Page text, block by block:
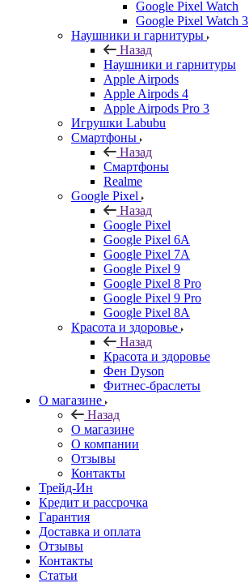
Google Pixel Watch
Google Pixel Watch 3
Наушники и гарнитуры
Назад
Наушники и гарнитуры
Apple Airpods
Apple Airpods 4
Apple Airpods Pro 3
Игрушки Labubu
Смартфоны
Назад
Смартфоны
Realme
Google Pixel
Назад
Google Pixel
Google Pixel 6A
Google Pixel 7А
Google Pixel 9
Google Pixel 8 Pro
Google Pixel 9 Pro
Google Pixel 8A
Красота и здоровье
Назад
Красота и здоровье
Фен Dyson
Фитнес-браслеты
О магазине
Назад
О магазине
О компании
Отзывы
Контакты
Трейд-Ин
Кредит и рассрочка
Гарантия
Доставка и оплата
Отзывы
Контакты
Статьи